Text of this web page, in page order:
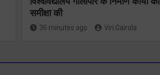
समीक्षा की
36 minutes ago Viri Gairola